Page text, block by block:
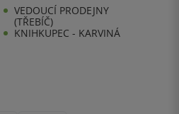
VEDOUCÍ PRODEJNY
(TŘEBÍČ)
KNIHKUPEC - KARVINÁ